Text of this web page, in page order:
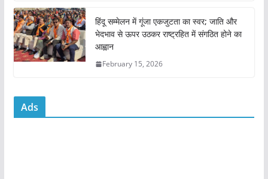
हिंदू सम्मेलन में गूंजा एकजुटता का स्वर; जाति और
भेदभाव से ऊपर उठकर राष्ट्रहित में संगठित होने का
आह्वान
February 15, 2026
Ads